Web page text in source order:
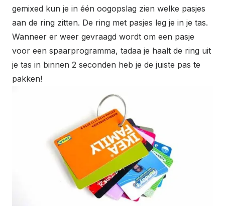
gemixed kun je in één oogopslag zien welke pasjes
aan de ring zitten. De ring met pasjes leg je in je tas.
Wanneer er weer gevraagd wordt om een pasje
voor een spaarprogramma, tadaa je haalt de ring uit
je tas in binnen 2 seconden heb je de juiste pas te
pakken!